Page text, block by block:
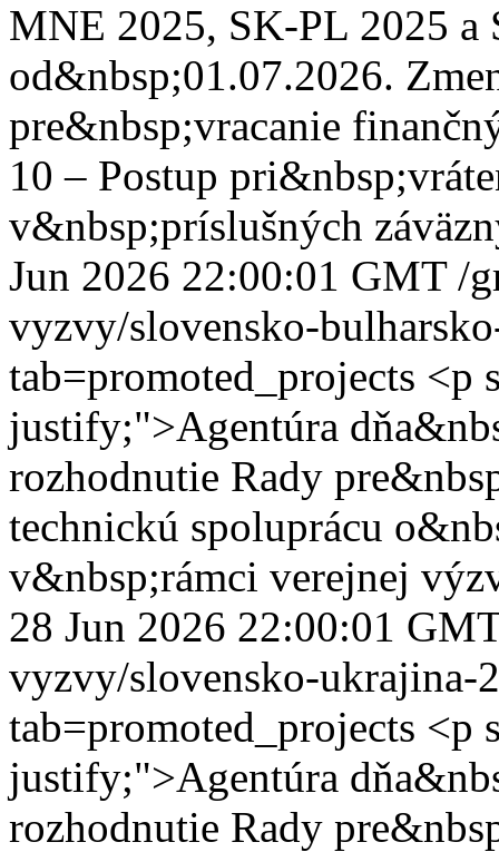
MNE 2025, SK-PL 2025 a
od&nbsp;01.07.2026.
pre&nbsp;vracanie
10 – Postup
v&nbsp;príslušných
Jun 2026 22:00:01 GMT /
vyzvy/slovensko-
tab=promoted_projects <p
justify;">Agentúra
rozhodnutie Rady
technickú spoluprácu
v&nbsp;rámci verejnej
28 Jun 2026 22:00:01
vyzvy/slovensko-ukrajina-
tab=promoted_projects <p
justify;">Agentúra
rozhodnutie Rady